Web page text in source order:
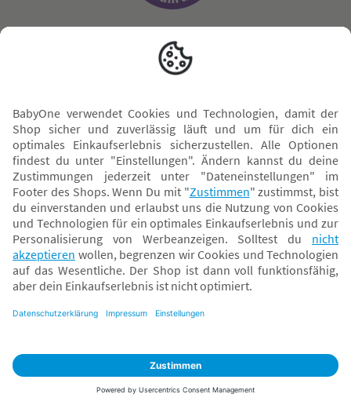
Versand mit
* Alle Preise inkl. MwSt. und ggf. zzgl.Versandkosten
Onlineshop geltende Preis stellt bei einem Verkauf durch unsere Franchise-
Nehmer eine unverbindliche Preisempfehlung dar. Der Verkaufspreis der
Franchise-Nehmer im Rahmen der Option „Reservieren und Abholen“ kann